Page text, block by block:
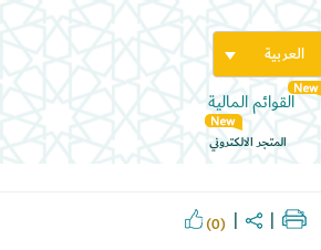
العربية
القوائم المالية
المتجر الالكتروني
(0)